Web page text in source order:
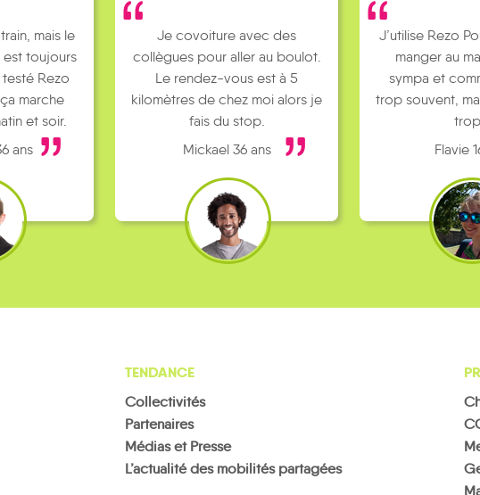
mais le
est toujours
Rezo
marche
et soir.
ans
Je covoiture avec des
collègues pour aller au boulot.
Le rendez-vous est à 5
kilomètres de chez moi alors je
fais du stop.
Mickael 36 ans
J’utilise Rezo
manger au
sympa et
trop souvent,
Flavie
TENDANCE
Collectivités
Partenaires
Médias et Presse
L’actualité des mobilités partagées